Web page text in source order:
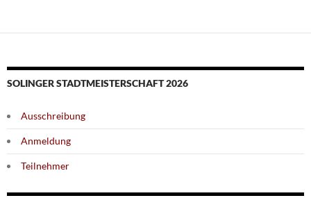
SOLINGER STADTMEISTERSCHAFT 2026
Ausschreibung
Anmeldung
Teilnehmer